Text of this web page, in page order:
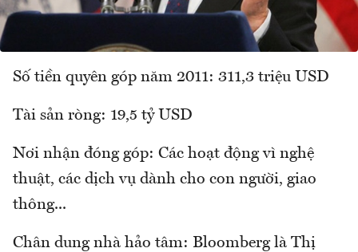
Số tiền quyên góp năm 2011: 311,3 triệu USD
Tài sản ròng: 19,5 tỷ USD
Nơi nhận đóng góp: Các hoạt động vì nghệ
thuật, các dịch vụ dành cho con người, giao
thông...
Chân dung nhà hảo tâm: Bloomberg là Thị